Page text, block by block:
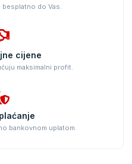
besplatno do Vas.
cijene
maksimalni profit.
bankovnom uplatom.